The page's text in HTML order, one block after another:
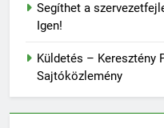
Segíthet a
Igen!
Küldetés – Keresztény
Sajtóközlemény